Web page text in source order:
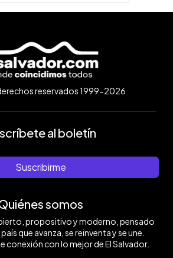
reservados 1999-2026
al boletín
Suscribirme
somos
propositivo y moderno, pensado
que avanza, se reinventa y se une.
conexión con lo mejor de El Salvador.